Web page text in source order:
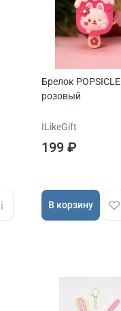
Брелок POPSICLE
розовый
ILikeGift
199 ₽
В корзину